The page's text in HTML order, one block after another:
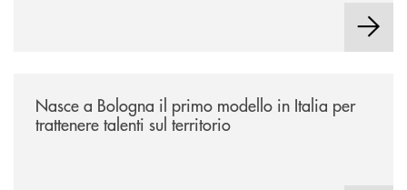
Nasce a Bologna il primo modello in Italia per
trattenere talenti sul territorio